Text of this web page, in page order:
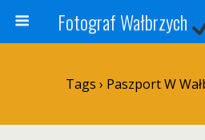
Fotograf Wałbrzych
Tags › Paszport W